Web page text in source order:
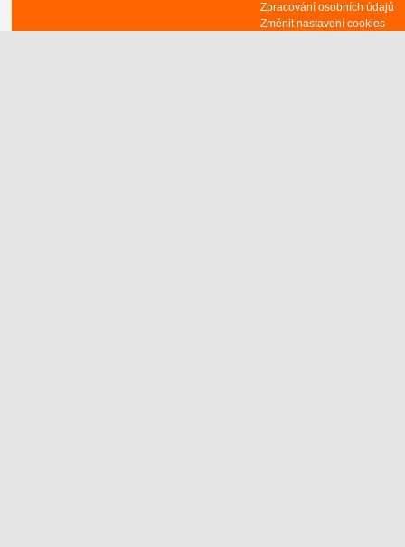
Zpracování osobních údajů
Změnit nastavení cookies